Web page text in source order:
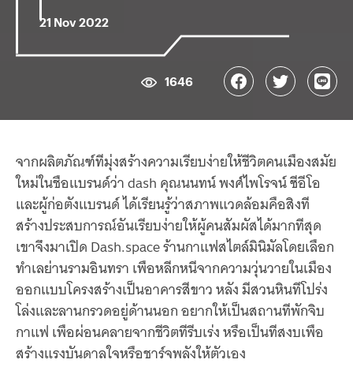
21 Nov 2022
1646
จากผลิตภัณฑ์ทีมุ่งสร้างความเรียบง่ายให้ชีวิตคนเมืองสมัย
ใหม่ในชือแบรนด์ว่า dash คุณนนทน์ พงศ์ไพโรจน์ ซีอีโอ
และผู้ก่อตังแบรนด์ ได้เรียนรู้ว่าสภาพแวดล้อมคือสิงที
สร้างประสบการณ์อันเรียบง่ายให้ผู้คนสัมผัสได้มากทีสุด
เขาจึงมาเปิด Dash.space ร้านกาแฟสไตล์มินิมัลโดยเลือก
ทําเลย่านรามอินทรา เพือหลีกหนีจากความวุ่นวายในเมือง
ออกแบบโครงสร้างเป็นอาคารสีขาว หลัง มีสวนหินทีโปร่ง
โล่งและลานกรวดอยู่ด้านนอก อยากให้เป็นสถานทีพักจิบ
กาแฟ เพือผ่อนคลายจากชีวิตทีรีบเร่ง หรือเป็นทีสงบเพือ
สร้างแรงบันดาลใจหรือชาร์จพลังให้ตัวเอง